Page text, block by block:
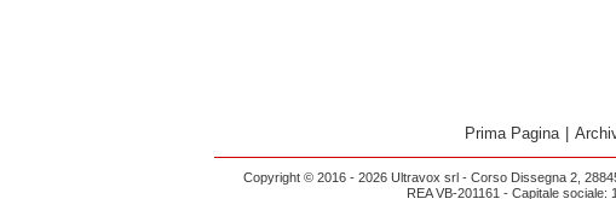
Prima Pagina
Copyright © 2016 - 2026 Ultravox srl - Corso Dissegna 2,
REA VB-201161 - Capitale sociale: